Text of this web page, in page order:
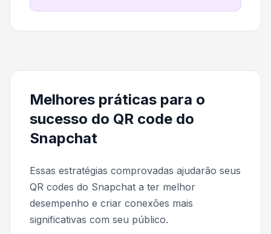
Melhores práticas para o
sucesso do QR code do
Snapchat
Essas estratégias comprovadas ajudarão seus
QR codes do Snapchat a ter melhor
desempenho e criar conexões mais
significativas com seu público.